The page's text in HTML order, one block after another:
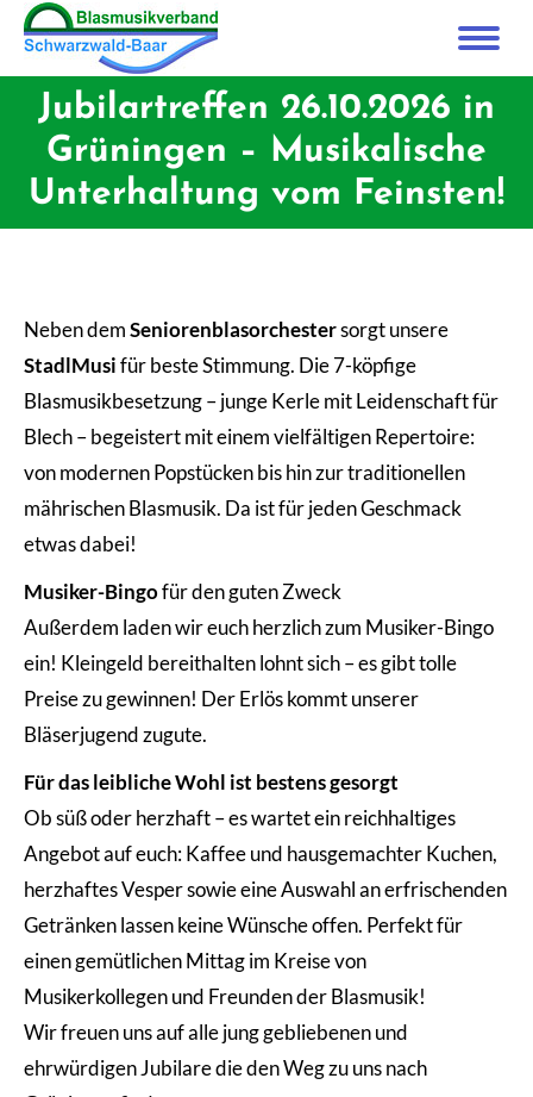
Jubilartreffen 26.10.2026 in
Grüningen – Musikalische
Unterhaltung vom Feinsten!
Neben demSeniorenblasorchestersorgt unsere
StadlMusifür beste Stimmung. Die 7-köpfige
Blasmusikbesetzung – junge Kerle mit Leidenschaft für
Blech – begeistert mit einem vielfältigen Repertoire:
von modernen Popstücken bis hin zur traditionellen
mährischen Blasmusik. Da ist für jeden Geschmack
etwas dabei!
Musiker-Bingofür den guten Zweck
Außerdem laden wir euch herzlich zum Musiker-Bingo
ein! Kleingeld bereithalten lohnt sich – es gibt tolle
Preise zu gewinnen! Der Erlös kommt unserer
Bläserjugend zugute.
Für das leibliche Wohl ist bestens gesorgt
Ob süß oder herzhaft – es wartet ein reichhaltiges
Angebot auf euch: Kaffee und hausgemachter Kuchen,
herzhaftes Vesper sowie eine Auswahl an erfrischenden
Getränken lassen keine Wünsche offen. Perfekt für
einen gemütlichen Mittag im Kreise von
Musikerkollegen und Freunden der Blasmusik!
Wir freuen uns auf alle jung gebliebenen und
ehrwürdigen Jubilare die den Weg zu uns nach